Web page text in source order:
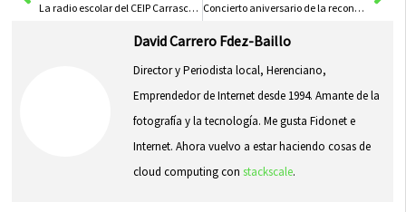
La radio escolar del CEIP Carrasco Alcalde lanzó su programa 3: ¿Qué se cuece? Concierto aniversario de la reconstrucción y restauración del órgano barroco de Herencia
David Carrero Fdez-Baillo
Director y Periodista local, Herenciano,
Emprendedor de Internet desde 1994. Amante de la
fotografía y la tecnología. Me gusta Fidonet e
Internet. Ahora vuelvo a estar haciendo cosas de
cloud computing con stackscale.